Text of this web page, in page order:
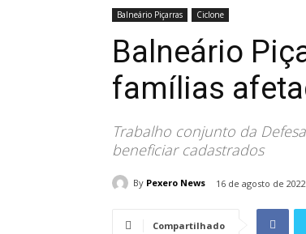
Balneário Piçarras Ciclone
Balneário
famílias
Trabalho conjunto da
beneficiar cadastrados
By Pexero News 16 de agosto de 2022
Compartilhado